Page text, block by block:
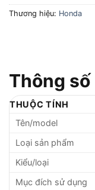
Thương hiệu: Honda
Thông
THUỘC TÍNH
Tên/model
Loại sản phẩm
Kiểu/loại
Mục đích sử dụng